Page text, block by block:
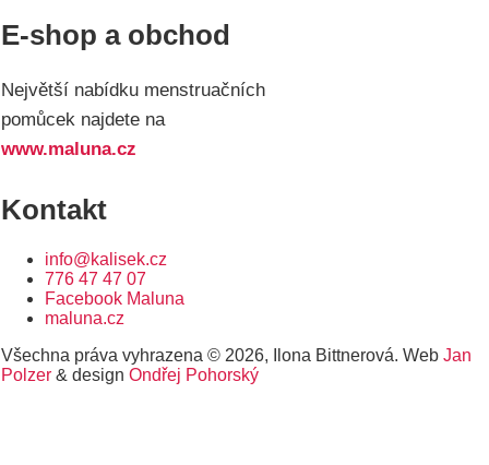
E-shop a obchod
Největší nabídku menstruačních
pomůcek najdete na
www.maluna.cz
Kontakt
info@kalisek.cz
776 47 47 07
Facebook Maluna
maluna.cz
Všechna práva vyhrazena © 2026, Ilona Bittnerová. Web Jan
Polzer & design Ondřej Pohorský